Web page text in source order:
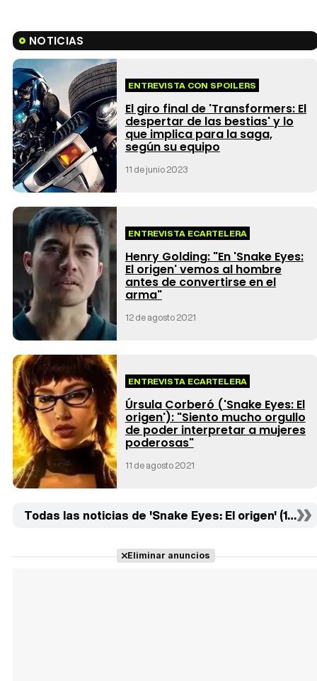
NOTICIAS
ENTREVISTA CON SPOILERS
El giro final de 'Transformers: El
despertar de las bestias' y lo
que implica para la saga,
según su equipo
11 de junio 2023
ENTREVISTA ECARTELERA
Henry Golding: "En 'Snake Eyes:
El origen' vemos al hombre
antes de convertirse en el
arma"
12 de agosto 2021
ENTREVISTA ECARTELERA
Úrsula Corberó ('Snake Eyes: El
origen'): "Siento mucho orgullo
de poder interpretar a mujeres
poderosas"
11 de agosto 2021
Todas las noticias de 'Snake Eyes: El origen' (10)
Eliminar anuncios